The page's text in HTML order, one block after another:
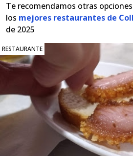
Te recomendamos otras
los mejores restaurantes de
de 2025
RESTAURANTE